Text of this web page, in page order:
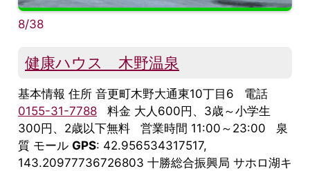
8/38
健康ハウス 木野温泉
基本情報 住所 音更町木野大通東10丁目6 電話
0155-31-7788 料金 大人600円、3歳～小学生
300円、2歳以下無料 営業時間 11:00～23:00 泉
質 モール GPS: 42.956534317517,
143.20977736726803 十勝総合振興局 サホロ湖キ